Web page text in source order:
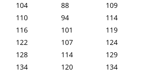
104 88
109
110 94
114
116 101
119
122 107
124
128 114
129
134 120
134